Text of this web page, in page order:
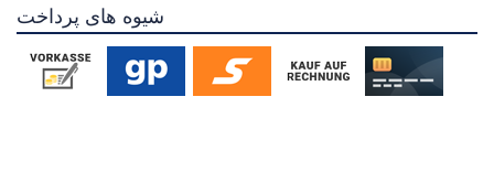
شیوه های پرداخت